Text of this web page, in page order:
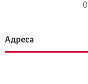
Адреса